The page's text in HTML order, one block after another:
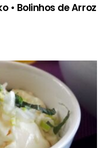
• Bolinhos de Arroz